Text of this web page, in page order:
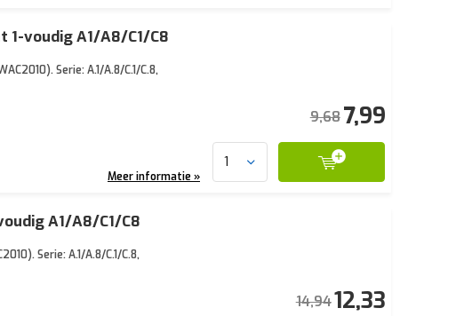
voudig A1/A8/C1/C8
Serie: A.1/A.8/C.1/C.8,
9,687,99
Meer informatie »
A1/A8/C1/C8
Serie: A.1/A.8/C.1/C.8,
14,9412,33